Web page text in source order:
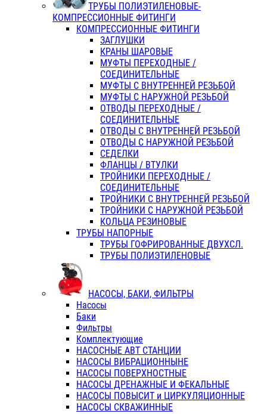
ТРУБЫ ПОЛИЭТИЛЕНОВЫЕ-
КОМПРЕССИОННЫЕ ФИТИНГИ
КОМПРЕССИОННЫЕ ФИТИНГИ
ЗАГЛУШКИ
КРАНЫ ШАРОВЫЕ
МУФТЫ ПЕРЕХОДНЫЕ /
СОЕДИНИТЕЛЬНЫЕ
МУФТЫ С ВНУТРЕННЕЙ РЕЗЬБОЙ
МУФТЫ С НАРУЖНОЙ РЕЗЬБОЙ
ОТВОДЫ ПЕРЕХОДНЫЕ /
СОЕДИНИТЕЛЬНЫЕ
ОТВОДЫ С ВНУТРЕННЕЙ РЕЗЬБОЙ
ОТВОДЫ С НАРУЖНОЙ РЕЗЬБОЙ
СЕДЕЛКИ
ФЛАНЦЫ / ВТУЛКИ
ТРОЙНИКИ ПЕРЕХОДНЫЕ /
СОЕДИНИТЕЛЬНЫЕ
ТРОЙНИКИ С ВНУТРЕННЕЙ РЕЗЬБОЙ
ТРОЙНИКИ С НАРУЖНОЙ РЕЗЬБОЙ
КОЛЬЦА РЕЗИНОВЫЕ
ТРУБЫ НАПОРНЫЕ
ТРУБЫ ГОФРИРОВАННЫЕ ДВУХСЛ.
ТРУБЫ ПОЛИЭТИЛЕНОВЫЕ
НАСОСЫ, БАКИ, ФИЛЬТРЫ
Насосы
Баки
Фильтры
Комплектующие
НАСОСНЫЕ АВТ СТАНЦИИ
НАСОСЫ ВИБРАЦИОННЫНЕ
НАСОСЫ ПОВЕРХНОСТНЫЕ
НАСОСЫ ДРЕНАЖНЫЕ И ФЕКАЛЬНЫЕ
НАСОСЫ ПОВЫСИТ и ЦИРКУЛЯЦИОННЫЕ
НАСОСЫ СКВАЖИННЫЕ